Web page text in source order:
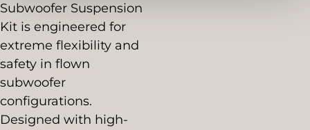
Subwoofer Suspension
Kit is engineered for
extreme flexibility and
safety in flown
subwoofer
configurations.
Designed with high-